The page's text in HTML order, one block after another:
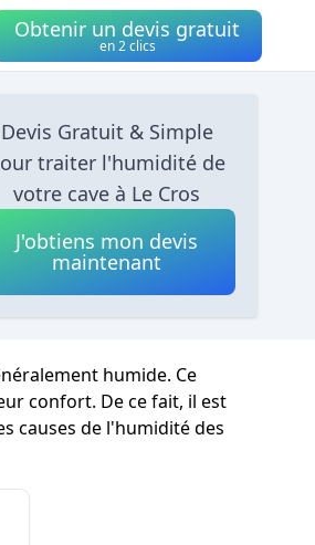
Obtenir un devis gratuit
en 2 clics
Devis Gratuit & Simple
traiter l'humidité de
votre cave à Le Cros
J'obtiens mon devis
maintenant
humide. Ce
confort. De ce fait, il est
causes de l'humidité des